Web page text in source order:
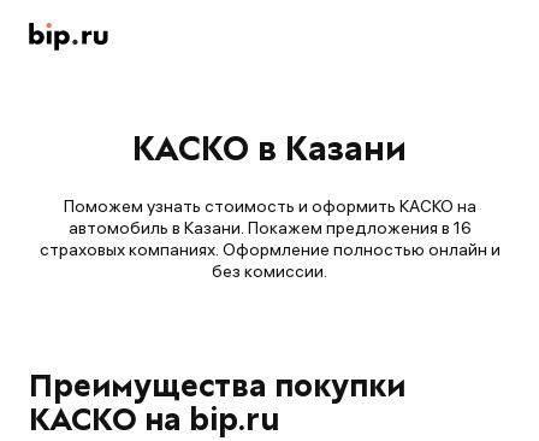
КАСКО в Казани
Поможем узнать стоимость и оформить КАСКО на
автомобиль в Казани. Покажем предложения в 16
страховых компаниях. Оформление полностью онлайн и
без комиссии.
Преимущества покупки
КАСКО на bip.ru